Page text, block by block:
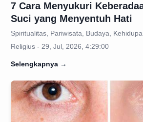
7 Cara Menyukuri
Suci yang Menyentuh Hati
Spiritualitas, Pariwisata, Budaya,
Religius - 29, Jul, 2026, 4:29:00
Selengkapnya →